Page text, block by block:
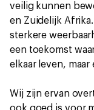
veilig kunnen
en Zuidelijk
sterkere
een toekomst
elkaar leven,
Wij zijn ervan